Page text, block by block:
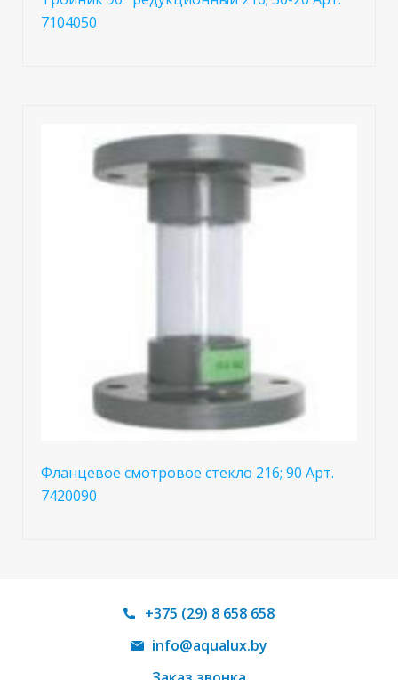
7104050
Фланцевое смотровое стекло 216; 90 Арт.
7420090
+375 (29) 8 658 658
info@aqualux.by